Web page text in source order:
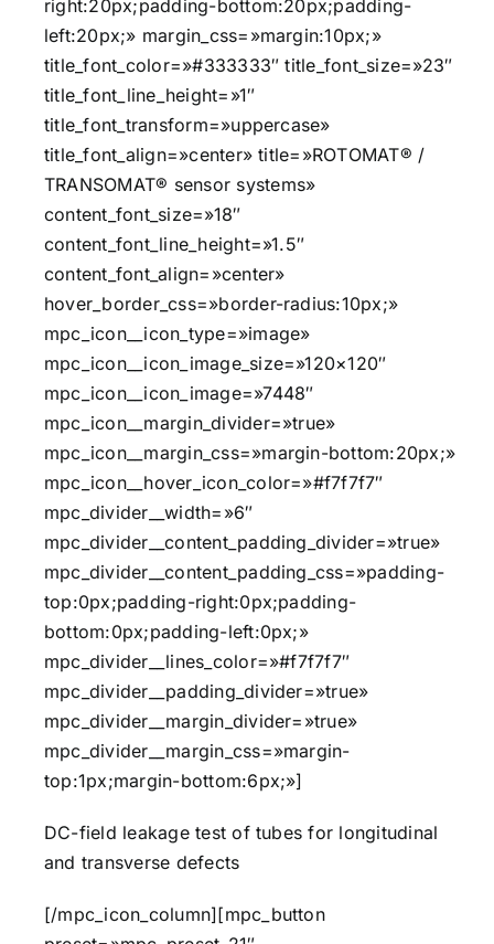
right:20px;padding-bottom:20px;padding-
left:20px;» margin_css=»margin:10px;»
title_font_color=»#333333″ title_font_size=»23″
title_font_line_height=»1″
title_font_transform=»uppercase»
title_font_align=»center» title=»ROTOMAT® /
TRANSOMAT® sensor systems»
content_font_size=»18″
content_font_line_height=»1.5″
content_font_align=»center»
hover_border_css=»border-radius:10px;»
mpc_icon__icon_type=»image»
mpc_icon__icon_image_size=»120×120″
mpc_icon__icon_image=»7448″
mpc_icon__margin_divider=»true»
mpc_icon__margin_css=»margin-bottom:20px;»
mpc_icon__hover_icon_color=»#f7f7f7″
mpc_divider__width=»6″
mpc_divider__content_padding_divider=»true»
mpc_divider__content_padding_css=»padding-
top:0px;padding-right:0px;padding-
bottom:0px;padding-left:0px;»
mpc_divider__lines_color=»#f7f7f7″
mpc_divider__padding_divider=»true»
mpc_divider__margin_divider=»true»
mpc_divider__margin_css=»margin-
top:1px;margin-bottom:6px;»]
DC-field leakage test of tubes for longitudinal
and transverse defects
[/mpc_icon_column][mpc_button